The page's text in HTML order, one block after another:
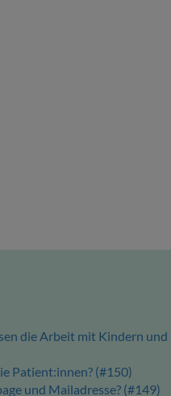
die Arbeit mit Kindern und
Patient:innen? (#150)
und Mailadresse? (#149)